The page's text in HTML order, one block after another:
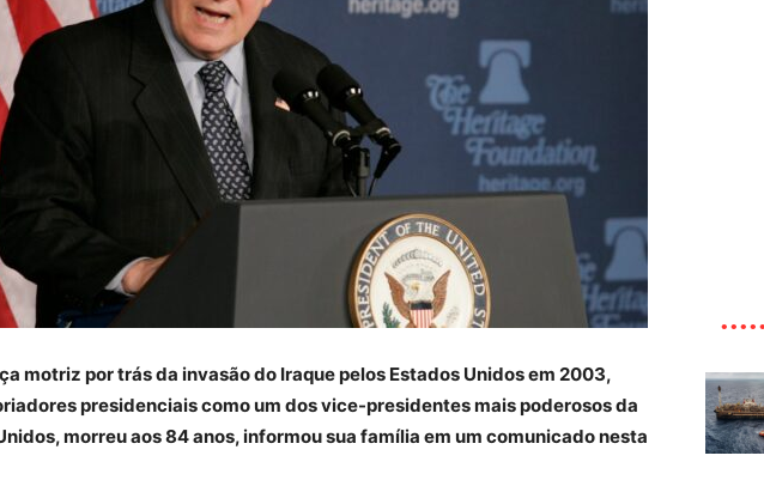
motriz por trás da invasão do Iraque pelos Estados Unidos em 2003,
presidenciais como um dos vice-presidentes mais poderosos da
morreu aos 84 anos, informou sua família em um comunicado nesta